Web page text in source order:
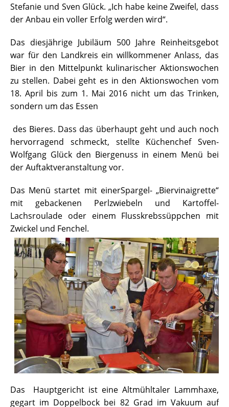
Stefanie und Sven Glück. „Ich habe keine Zweifel, dass
der Anbau ein voller Erfolg werden wird“.
Das diesjährige Jubiläum 500 Jahre Reinheitsgebot
war für den Landkreis ein willkommener Anlass, das
Bier in den Mittelpunkt kulinarischer Aktionswochen
zu stellen. Dabei geht es in den Aktionswochen vom
18. April bis zum 1. Mai 2016 nicht um das Trinken,
sondern um das Essen
des Bieres. Dass das überhaupt geht und auch noch
hervorragend schmeckt, stellte Küchenchef Sven-
Wolfgang Glück den Biergenuss in einem Menü bei
der Auftaktveranstaltung vor.
Das Menü startet mit einerSpargel- „Biervinaigrette“
mit gebackenen Perlzwiebeln und Kartoffel-
Lachsroulade oder einem Flusskrebssüppchen mit
Zwickel und Fenchel.
Das Hauptgericht ist eine Altmühltaler Lammhaxe,
gegart im Doppelbock bei 82 Grad im Vakuum auf